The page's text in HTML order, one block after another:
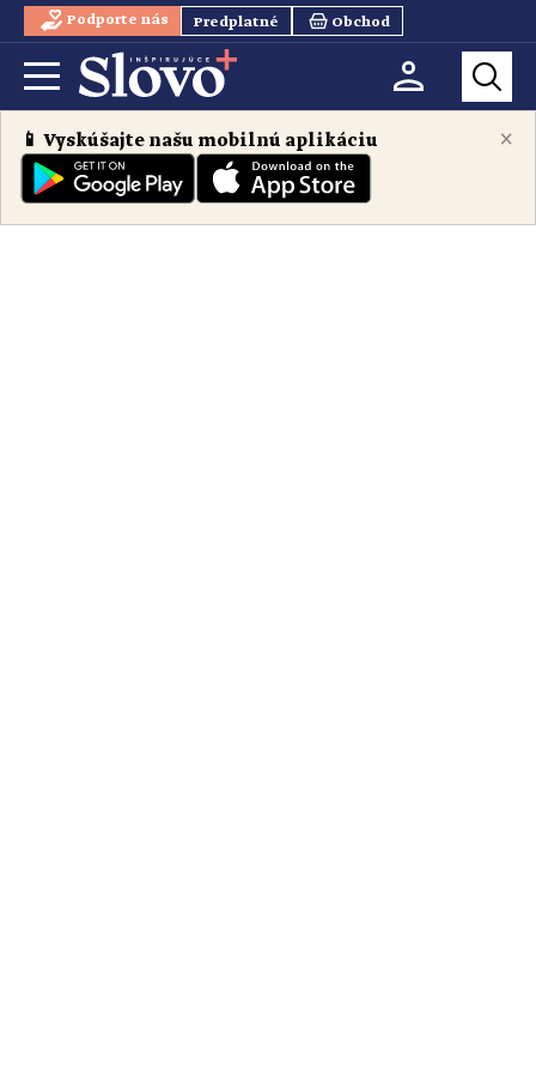
Podporte nás Predplatné Obchod
×
📱 Vyskúšajte našu mobilnú aplikáciu